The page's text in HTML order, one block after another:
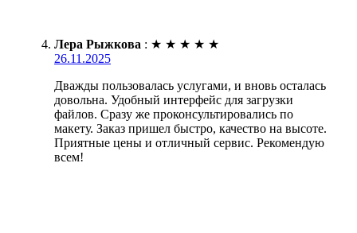
Лера Рыжкова : ★ ★ ★ ★ ★
26.11.2025
Дважды пользовалась услугами, и вновь осталась
довольна. Удобный интерфейс для загрузки
файлов. Сразу же проконсультировались по
макету. Заказ пришел быстро, качество на высоте.
Приятные цены и отличный сервис. Рекомендую
всем!